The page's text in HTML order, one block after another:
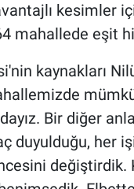
kesimler
mahallede eşit
kaynakları
Bir diğer
duyulduğu, her
değiştirdik.